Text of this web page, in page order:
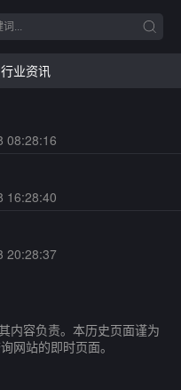
行业资讯
08:28:16
16:28:40
20:28:37
内容负责。本历史页面谨为
网站的即时页面。